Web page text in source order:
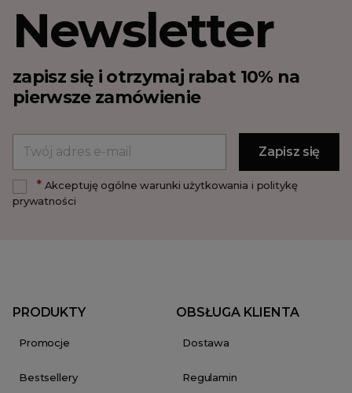
Newsletter
zapisz się i otrzymaj rabat 10% na
pierwsze zamówienie
*Akceptuję ogólne warunki użytkowania i politykę
prywatności
PRODUKTY
Promocje
Bestsellery
OBSŁUGA KLIENTA
Dostawa
Regulamin